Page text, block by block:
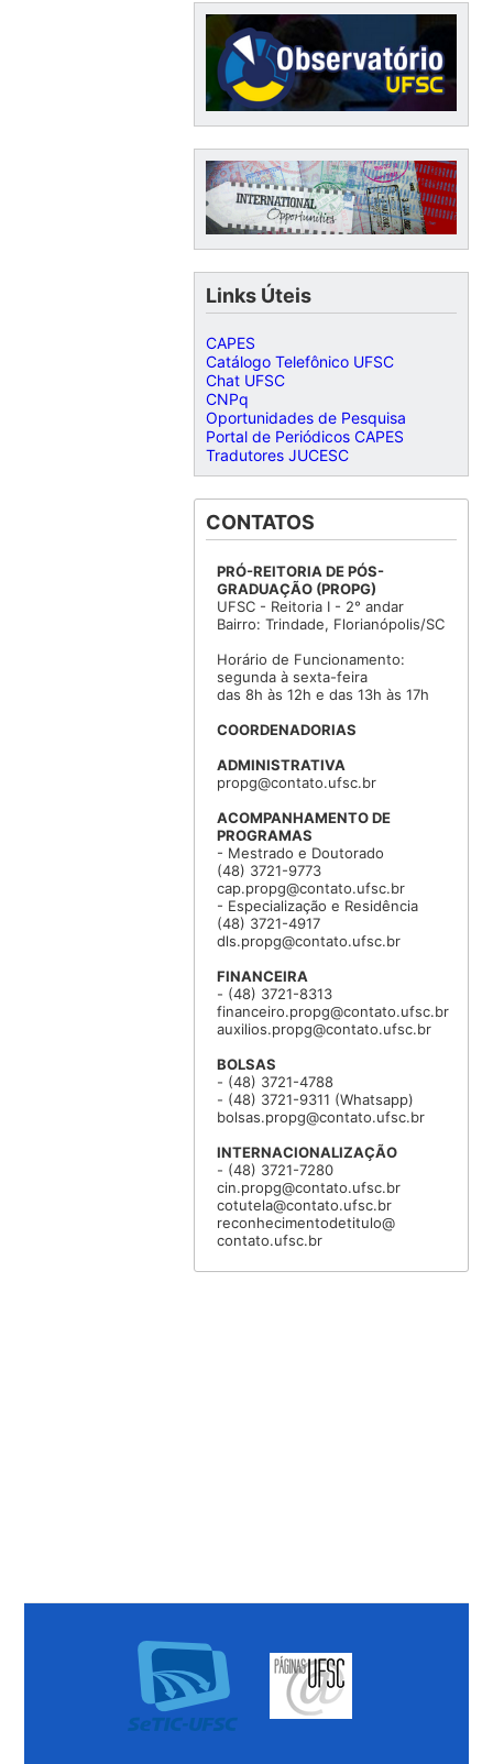
Links Úteis
CAPES
Catálogo Telefônico UFSC
Chat UFSC
CNPq
Oportunidades de Pesquisa
Portal de Periódicos CAPES
Tradutores JUCESC
CONTATOS
PRÓ-REITORIA DE PÓS-
GRADUAÇÃO (PROPG)
UFSC - Reitoria I - 2° andar
Bairro: Trindade, Florianópolis/SC
Horário de Funcionamento:
segunda à sexta-feira
das 8h às 12h e das 13h às 17h
COORDENADORIAS
ADMINISTRATIVA
propg@contato.ufsc.br
ACOMPANHAMENTO DE
PROGRAMAS
- Mestrado e Doutorado
(48) 3721-9773
cap.propg@contato.ufsc.br
- Especialização e Residência
(48) 3721-4917
dls.propg@contato.ufsc.br
FINANCEIRA
- (48) 3721-8313
financeiro.propg@contato.ufsc.br
auxilios.propg@contato.ufsc.br
BOLSAS
- (48) 3721-4788
- (48) 3721-9311 (Whatsapp)
bolsas.propg@contato.ufsc.br
INTERNACIONALIZAÇÃO
- (48) 3721-7280
cin.propg@contato.ufsc.br
cotutela@contato.ufsc.br
reconhecimentodetitulo@
contato.ufsc.br